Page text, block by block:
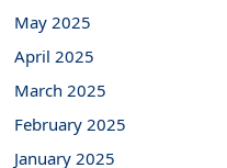
May 2025
April 2025
March 2025
February 2025
January 2025